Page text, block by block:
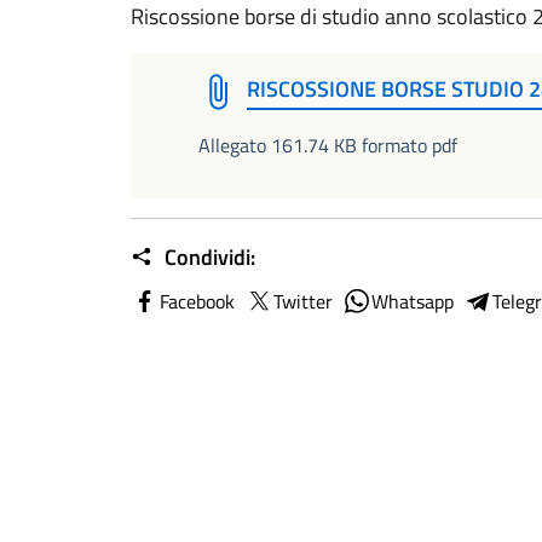
Riscossione borse di studio anno scolastico
RISCOSSIONE BORSE STUDIO
Allegato 161.74 KB formato pdf
Condividi:
Facebook Twitter Whatsapp